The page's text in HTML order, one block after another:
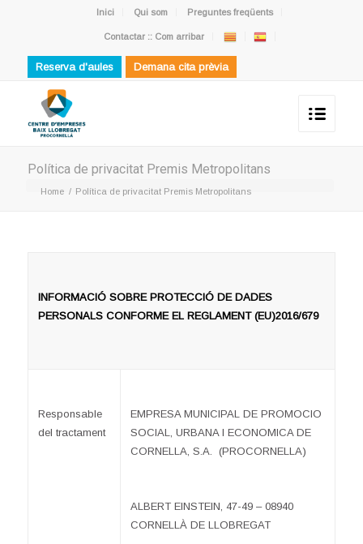
Inici Qui som Preguntes freqüents
Contactar :: Com arribar
Reserva d'aules Demana cita prèvia
Política de privacitat Premis Metropolitans
Home / Política de privacitat Premis Metropolitans
INFORMACIÓ SOBRE PROTECCIÓ DE DADES
PERSONALS CONFORME EL REGLAMENT (EU)2016/679
Responsable
del tractament
EMPRESA MUNICIPAL DE PROMOCIO
SOCIAL, URBANA I ECONOMICA DE
CORNELLA, S.A. (PROCORNELLA)
ALBERT EINSTEIN, 47-49 – 08940
CORNELLÀ DE LLOBREGAT